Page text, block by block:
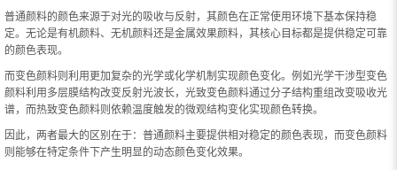
普通颜料的颜色来源于对光的吸收与反射，其颜色在正常使用环境下基本保持稳
定。无论是有机颜料、无机颜料还是金属效果颜料，其核心目标都是提供稳定可靠
的颜色表现。
而变色颜料则利用更加复杂的光学或化学机制实现颜色变化。例如光学干涉型变色
颜料利用多层膜结构改变反射光波长，光致变色颜料通过分子结构重组改变吸收光
谱，而热致变色颜料则依赖温度触发的微观结构变化实现颜色转换。
因此，两者最大的区别在于：普通颜料主要提供相对稳定的颜色表现，而变色颜料
则能够在特定条件下产生明显的动态颜色变化效果。